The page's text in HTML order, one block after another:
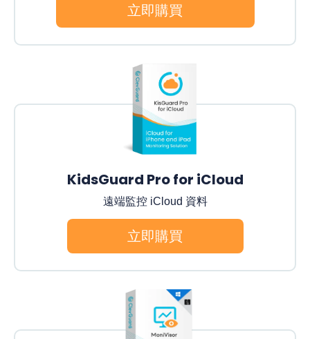
立即購買
KidsGuard Pro for iCloud
遠端監控 iCloud 資料
立即購買